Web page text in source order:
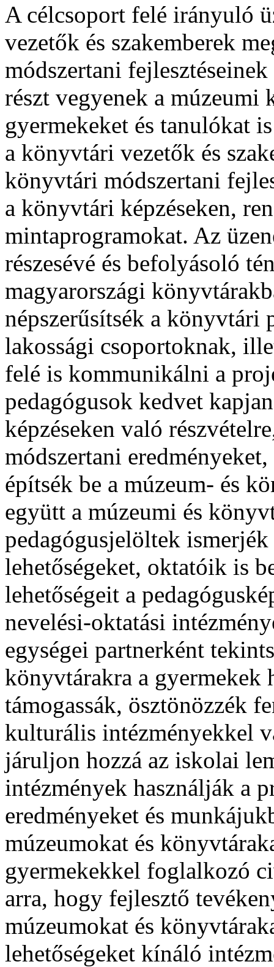
A célcsoport felé irányuló
vezetők és szakemberek
módszertani
részt vegyenek a múzeumi
gyermekeket és tanulókat
a könyvtári vezetők és
könyvtári módszertani
a könyvtári képzéseken,
mintaprogramokat. Az
részesévé és befolyásoló
magyarországi
népszerűsítsék a könyvtári
lakossági csoportoknak,
felé is kommunikálni a
pedagógusok kedvet
képzéseken való
módszertani
építsék be a múzeum- és
együtt a múzeumi és
pedagógusjelöltek ismerjék
lehetőségeket, oktatóik is
lehetőségeit a
nevelési-oktatási
egységei partnerként
könyvtárakra a gyermekek
támogassák, ösztönözzék
kulturális intézményekkel
járuljon hozzá az iskolai
intézmények használják a
eredményeket és
múzeumokat és
gyermekekkel foglalkozó
arra, hogy fejlesztő
múzeumokat és
lehetőségeket kínáló